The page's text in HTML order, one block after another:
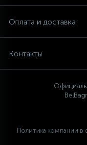
Оплата и доставка
Контакты
Политика компании